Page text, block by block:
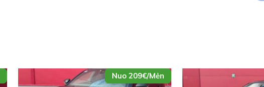
Nuo 209€/Mėn